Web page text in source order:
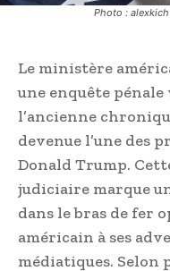
Photo :
Le ministère
une enquête
l’ancienne
devenue l’une des
Donald Trump.
judiciaire marque
dans le bras de fer
américain à ses
médiatiques. Selon